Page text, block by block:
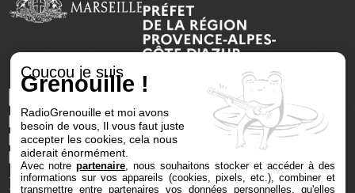
Coucou je suis
Grenouille !
RadioGrenouille et moi avons
besoin de vous, Il vous faut juste
accepter les cookies, cela nous
aiderait énormément.
Avec notrepartenaire , nous souhaitons stocker et accéder à des
informations sur vos appareils (cookies, pixels, etc.), combiner et
transmettre entre partenaires vos données personnelles, qu'elles